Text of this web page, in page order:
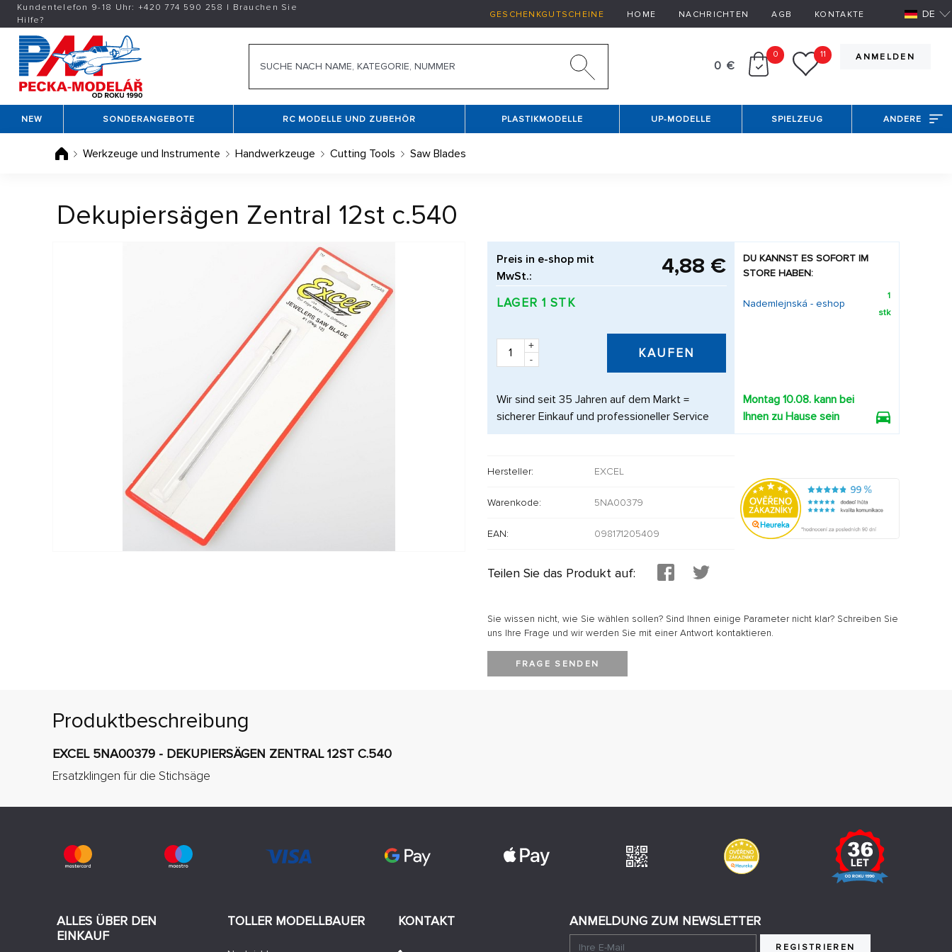
Kundentelefon 9-18 Uhr: +420774 590 258 | Brauchen Sie
Hilfe?
GESCHENKGUTSCHEINE HOME NACHRICHTEN AGB KONTAKTE DE
ANMELDEN
0 €
0 11
NEW SONDERANGEBOTE RC MODELLE UND ZUBEHÖR PLASTIKMODELLE UP-MODELLE SPIELZEUG ANDERE
Werkzeuge und Instrumente Handwerkzeuge Cutting Tools Saw Blades
Dekupiersägen Zentral 12st c.540
Preis in e-shop mit
MwSt.:
4,88 €
LAGER 1 STK
+
-
KAUFEN
Wir sind seit 35 Jahren auf dem Markt =
sicherer Einkauf und professioneller Service
DU KANNST ES SOFORT IM
STORE HABEN:
Nademlejnská - eshop
1
stk
Montag 10.08. kann bei
Ihnen zu Hause sein
Hersteller: EXCEL
Warenkode: 5NA00379
EAN: 098171205409
Teilen Sie das Produkt auf:
Sie wissen nicht, wie Sie wählen sollen? Sind Ihnen einige Parameter nicht klar? Schreiben Sie
uns Ihre Frage und wir werden Sie mit einer Antwort kontaktieren.
FRAGE SENDEN
Produktbeschreibung
EXCEL 5NA00379 - DEKUPIERSÄGEN ZENTRAL 12ST C.540
Ersatzklingen für die Stichsäge
ALLES ÜBER DEN
EINKAUF
TOLLER MODELLBAUER KONTAKT ANMELDUNG ZUM NEWSLETTER
REGISTRIEREN